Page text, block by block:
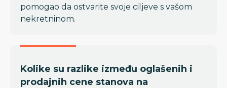
pomogao da ostvarite svoje ciljeve s vašom
nekretninom.
Kolike su razlike između oglašenih i
prodajnih cene stanova na